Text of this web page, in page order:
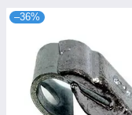
–36%